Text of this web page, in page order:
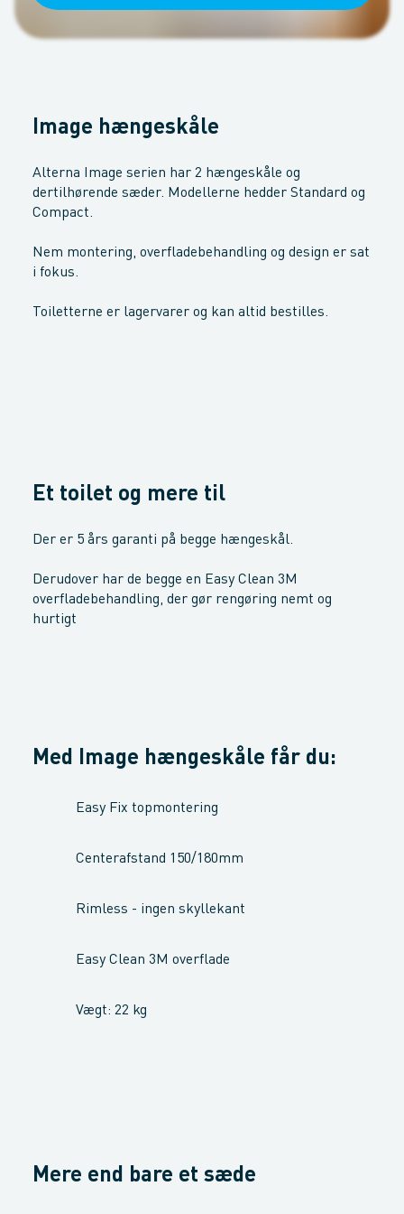
Image hængeskåle
Alterna Image serien har 2 hængeskåle og
dertilhørende sæder. Modellerne hedder Standard og
Compact.
Nem montering, overfladebehandling og design er sat
i fokus.
Toiletterne er lagervarer og kan altid bestilles.
Et toilet og mere til
Der er 5 års garanti på begge hængeskål.
Derudover har de begge en Easy Clean 3M
overfladebehandling, der gør rengøring nemt og
hurtigt
Med Image hængeskåle får du:
Easy Fix topmontering
Centerafstand 150/180mm
Rimless - ingen skyllekant
Easy Clean 3M overflade
Vægt: 22 kg
Mere end bare et sæde